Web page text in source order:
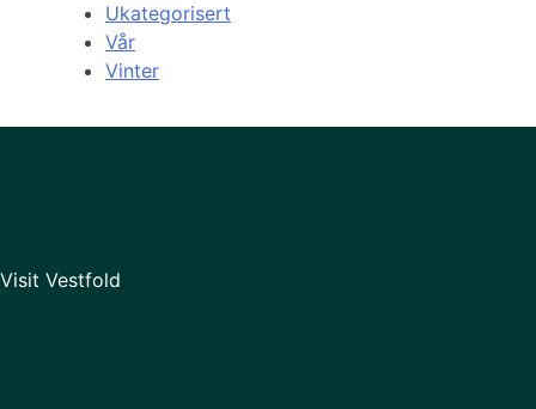
Ukategorisert
Vår
Vinter
Visit Vestfold